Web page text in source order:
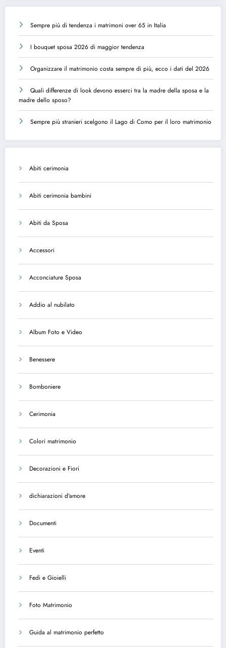
Sempre più di tendenza i matrimoni over 65 in Italia
I bouquet sposa 2026 di maggior tendenza
Organizzare il matrimonio costa sempre di più, ecco i dati del 2026
Quali differenze di look devono esserci tra la madre della sposa e la
madre dello sposo?
Sempre più stranieri scelgono il Lago di Como per il loro matrimonio
Abiti cerimonia
Abiti cerimonia bambini
Abiti da Sposa
Accessori
Acconciature Sposa
Addio al nubilato
Album Foto e Video
Benessere
Bomboniere
Cerimonia
Colori matrimonio
Decorazioni e Fiori
dichiarazioni d'amore
Documenti
Eventi
Fedi e Gioielli
Foto Matrimonio
Guida al matrimonio perfetto